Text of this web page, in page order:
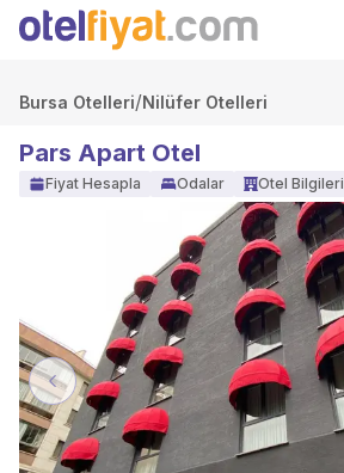
Hoşgeldiniz
Giriş
Yap
Kayıt Ol
TRYTürk Lirası
Anasayfa
Kampanyalar
Hakkımızda
İletişim
Otelinizi Ekleyin
Extranet Girişi
Facebook
Instagram
Bursa Otelleri/Nilüfer Otelleri
Pars Apart Otel
Fiyat Hesapla Odalar Otel Bilgileri
Previous